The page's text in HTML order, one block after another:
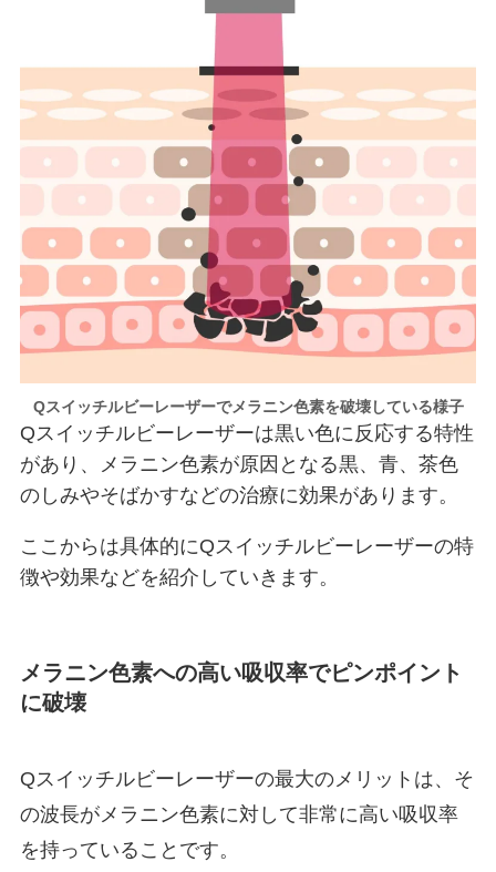
Qスイッチルビーレーザーでメラニン色素を破壊している様子
Qスイッチルビーレーザーは黒い色に反応する特性
があり、メラニン色素が原因となる黒、青、茶色
のしみやそばかすなどの治療に効果があります。
ここからは具体的にQスイッチルビーレーザーの特
徴や効果などを紹介していきます。
メラニン色素への高い吸収率でピンポイント
に破壊
Qスイッチルビーレーザーの最大のメリットは、そ
の波長がメラニン色素に対して非常に高い吸収率
を持っていることです。